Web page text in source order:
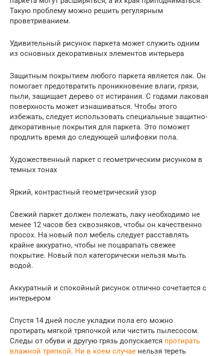
Такую проблему можно решить регулярным
проветриванием.
Удивительный рисунок паркета может служить одним
из основных декоративных элементов интерьера
Защитным покрытием любого паркета является лак. Он
помогает предотвратить проникновение влаги, грязи,
пыли, защищает дерево от истирания. С годами лаковая
поверхность может изнашиваться. Чтобы этого
избежать, следует использовать специальные защитно-
декоративные покрытия для паркета. Это поможет
продлить время до следующей шлифовки пола.
Художественный паркет с геометрическим рисунком в
темных тонах
Яркий, контрастный геометрический узор
Свежий паркет должен полежать, лаку необходимо не
менее 12 часов без сквозняков, чтобы он качественно
просох. На новый пол мебель следует расставлять
крайне аккуратно, чтобы не поцарапать свежее
покрытие. Новый пол категорически нельзя мыть
водой.
Аккуратный и спокойный рисунок отлично сочетается с
интерьером
Спустя 14 дней после укладки пола его можно
протирать мягкой тряпочкой или чистить пылесосом.
Следы от обуви и другую грязь допускается протирать
влажной тряпкой. Ни в коем случае нельзя тереть